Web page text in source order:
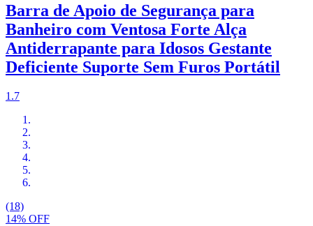
Barra de Apoio de Segurança para
Banheiro com Ventosa Forte Alça
Antiderrapante para Idosos Gestante
Deficiente Suporte Sem Furos Portátil
1.7
(18)
14% OFF